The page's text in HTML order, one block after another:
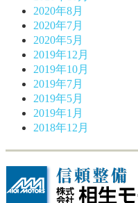
2020年8月
2020年7月
2020年5月
2019年12月
2019年10月
2019年7月
2019年5月
2019年1月
2018年12月